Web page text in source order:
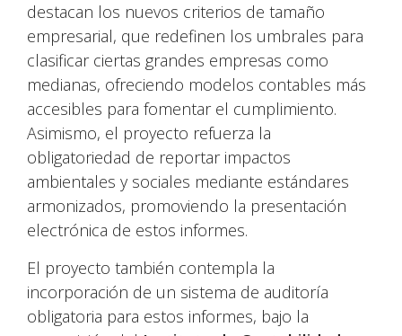
destacan los nuevos criterios de tamaño
empresarial, que redefinen los umbrales para
clasificar ciertas grandes empresas como
medianas, ofreciendo modelos contables más
accesibles para fomentar el cumplimiento.
Asimismo, el proyecto refuerza la
obligatoriedad de reportar impactos
ambientales y sociales mediante estándares
armonizados, promoviendo la presentación
electrónica de estos informes.
El proyecto también contempla la
incorporación de un sistema de auditoría
obligatoria para estos informes, bajo la